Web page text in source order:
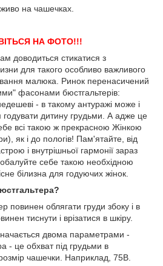
на чашечках.
НА ФОТО!!!
доводиться стикатися з
для такого особливо важливого
малюка. Ринок перенасичений
фасонами бюстгальтерів:
- в такому антуражі може і
годувати дитину грудьми. А адже це
всі такою ж прекрасною Жінкою
як і до пологів! Пам'ятайте, від
і внутрішньої гармонії зараз
себе такою необхідною
білизна для годуючих жінок.
повинен облягати груди збоку і в
тиснути і врізатися в шкіру.
двома параметрами -
- це обхват під грудьми в
чашечки. Наприклад, 75В.